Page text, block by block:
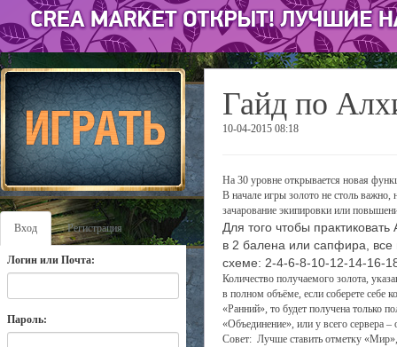
Вход Регистрация
Логин или Почта:
Пароль:
Гайд по
10-04-2015 08:18
На 30 уровне открывается новая
В начале игры золото не столь
зачарование экипировки или
Для того чтобы
в 2 балена или сапфира,
схеме: 2-4-6-8-10-12-14-16-
Количество получаемого золота,
в полном объёме, если соберете себе
«Ранний», то будет получена только
«Объединение», или у всего сервера
Совет: Лучше ставить отметку